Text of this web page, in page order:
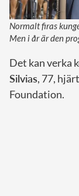
Normalt firas
Men i år är den
Det kan verka
Silvias, 77,
Foundation.